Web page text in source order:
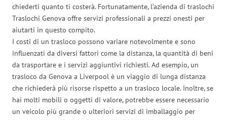
chiederti quanto ti costerà. Fortunatamente, l’azienda di traslochi
Traslochi Genova offre servizi professionali a prezzi onesti per
aiutarti in questo compito.
I costi di un trasloco possono variare notevolmente e sono
influenzati da diversi fattori come la distanza, la quantità di beni
da trasportare e i servizi aggiuntivi richiesti. Ad esempio, un
trasloco da Genova a Liverpool è un viaggio di lunga distanza
che richiederà più risorse rispetto a un trasloco locale. Inoltre, se
hai molti mobili o oggetti di valore, potrebbe essere necessario
un veicolo più grande o ulteriori servizi di imballaggio per